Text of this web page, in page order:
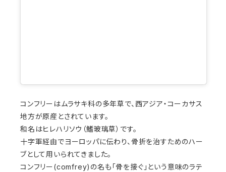
コンフリーはムラサキ科の多年草で、西アジア・コーカサス
地方が原産とされています。
和名はヒレハリソウ（鰭玻璃草）です。
十字軍経由でヨーロッパに伝わり、骨折を治すためのハー
ブとして用いられてきました。
コンフリー(comfrey)の名も「骨を接ぐ」という意味のラテ